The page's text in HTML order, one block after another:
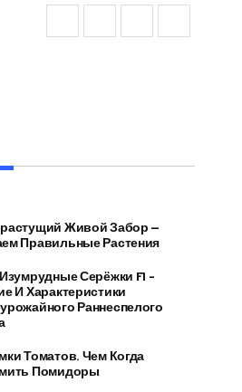
Живой Забор —
Правильные Растения
Серёжки F1 –
И Характеристики
Раннеспелого
Томатов. Чем Когда
Помидоры